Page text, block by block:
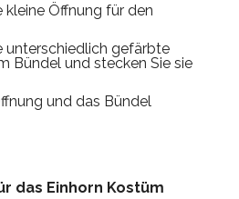
kleine Öffnung für den
unterschiedlich gefärbte
Bündel und stecken Sie sie
und das Bündel
das Einhorn Kostüm